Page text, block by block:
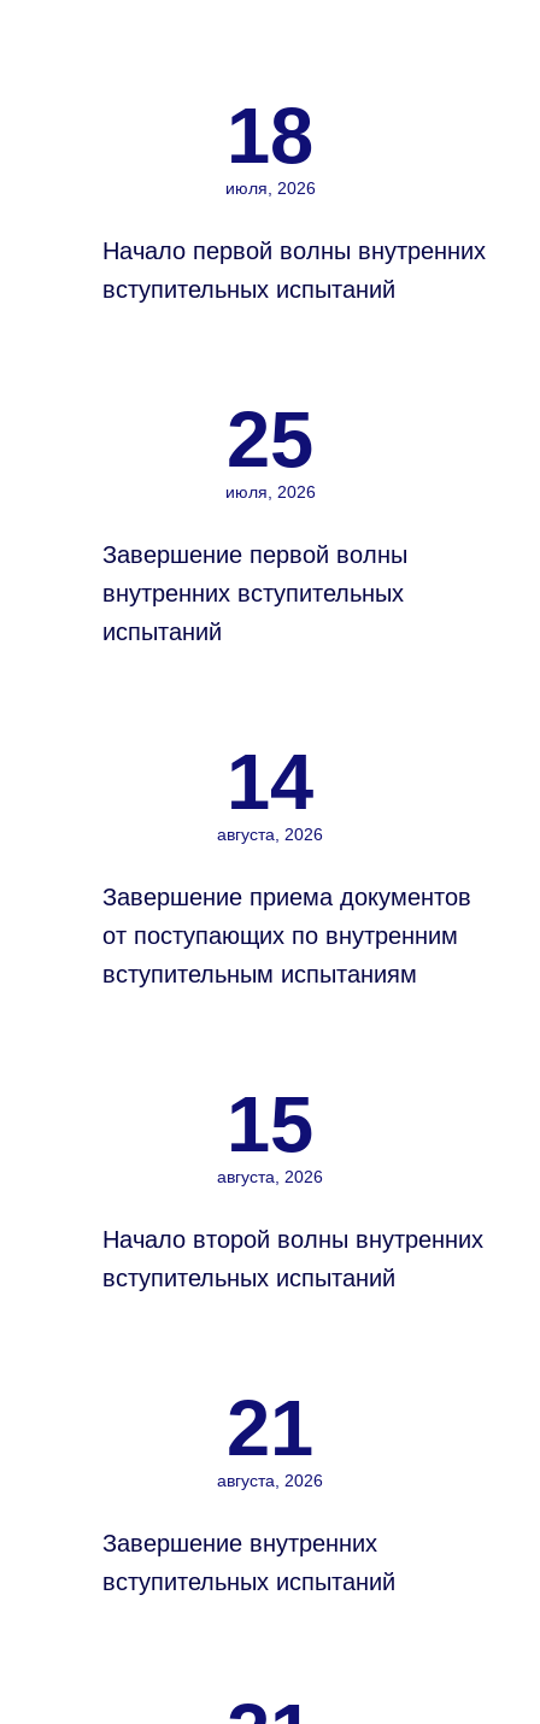
18
июля, 2026
Начало первой волны внутренних
вступительных испытаний
25
июля, 2026
Завершение первой волны
внутренних вступительных
испытаний
14
августа, 2026
Завершение приема документов
от поступающих по внутренним
вступительным испытаниям
15
августа, 2026
Начало второй волны внутренних
вступительных испытаний
21
августа, 2026
Завершение внутренних
вступительных испытаний